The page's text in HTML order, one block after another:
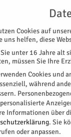
SPEZIAL
Cookies auf
uns helfen, diese
unter 16 Jahre alt
müssen Sie Ihre
Cookies und
während
Informationen über
. Sie
oder anpassen.